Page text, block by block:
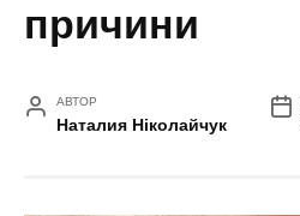
причини
АВТОР
Наталия Ніколайчук